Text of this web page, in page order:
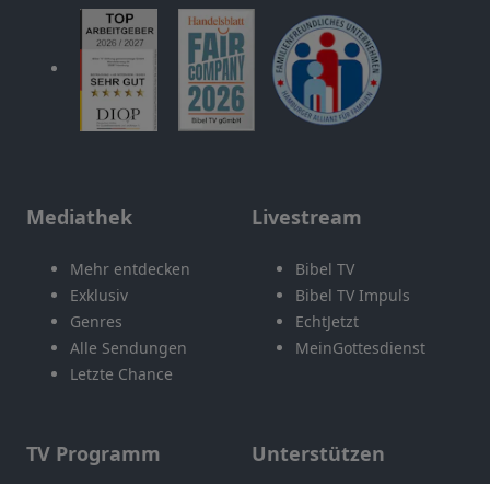
Mediathek
Mehr entdecken
Exklusiv
Genres
Alle Sendungen
Letzte Chance
Livestream
Bibel TV
Bibel TV Impuls
EchtJetzt
MeinGottesdienst
TV Programm Unterstützen